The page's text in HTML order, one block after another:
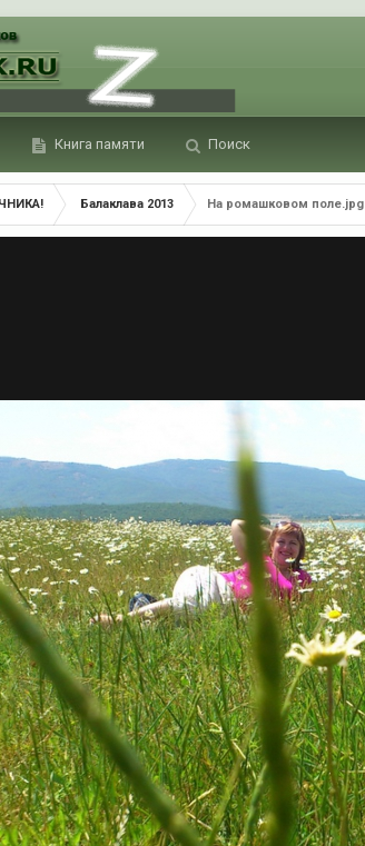
Книга памяти Поиск
Балаклава 2013 На ромашковом поле.jpg